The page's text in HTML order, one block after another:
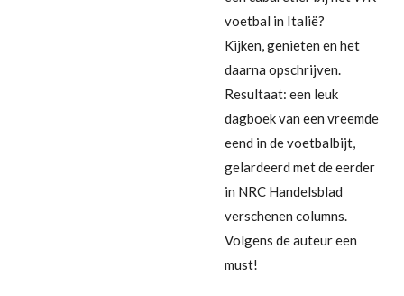
voetbal in Italië?
Kijken, genieten en het
daarna opschrijven.
Resultaat: een leuk
dagboek van een vreemde
eend in de voetbalbijt,
gelardeerd met de eerder
in NRC Handelsblad
verschenen columns.
Volgens de auteur een
must!